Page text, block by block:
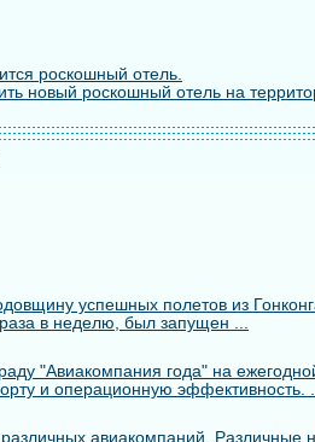
роскошный отель.
новый роскошный отель на
успешных полетов из
в неделю, был запущен ...
"Авиакомпания года" на
и операционную эффективность. ...
авиакомпаний. Различные